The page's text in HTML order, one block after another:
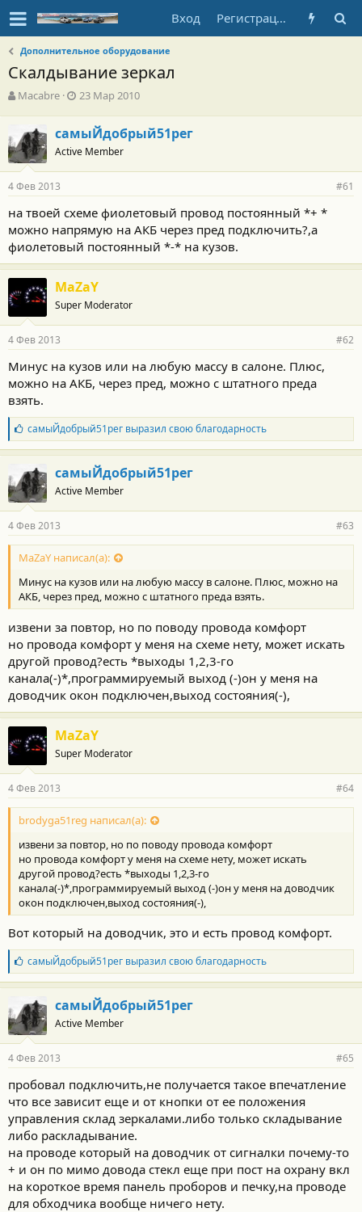
Вход Регистрация
Дополнительное оборудование
Скалдывание зеркал
А
о
р
т
е
м
ы
Macabre
Д
а
н
а
л
а
23 Мар 2010
самыЙдобрый51рег
Active Member
4 Фев 2013 #61
на твоей схеме фиолетовый провод постоянный *+ *
можно напрямую на АКБ через пред подключить?,а
фиолетовый постоянный *-* на кузов.
MaZaY
Super Moderator
4 Фев 2013 #62
Минус на кузов или на любую массу в салоне. Плюс,
можно на АКБ, через пред, можно с штатного преда
взять.
Б
л
а
о
д
а
н
о
с
и
:
самыЙдобрый51регвыразил свою благодарность
самыЙдобрый51рег
Active Member
4 Фев 2013 #63
MaZaY написал(а):
Минус на кузов или на любую массу в салоне. Плюс, можно на
АКБ, через пред, можно с штатного преда взять.
извени за повтор, но по поводу провода комфорт
но провода комфорт у меня на схеме нету, может искать
другой провод?есть *выходы 1,2,3-го
канала(-)*,программируемый выход (-)он у меня на
доводчик окон подключен,выход состояния(-),
MaZaY
Super Moderator
4 Фев 2013 #64
brodyga51reg написал(а):
извени за повтор, но по поводу провода комфорт
но провода комфорт у меня на схеме нету, может искать
другой провод?есть *выходы 1,2,3-го
канала(-)*,программируемый выход (-)он у меня на доводчик
окон подключен,выход состояния(-),
Вот который на доводчик, это и есть провод комфорт.
Б
л
а
о
д
а
н
с
т
и
:
самыЙдобрый51регвыразил свою благодарность
самыЙдобрый51рег
Active Member
4 Фев 2013 #65
пробовал подключить,не получается такое впечатление
что все зависит еще и от кнопки от ее положения
управления склад зеркалами.либо только складывание
либо раскладывание.
на проводе который на доводчик от сигналки почему-то
+ и он по мимо довода стекл еще при пост на охрану вкл
на короткое время панель проборов и печку,на проводе
для обходчика вообще ничего нету.